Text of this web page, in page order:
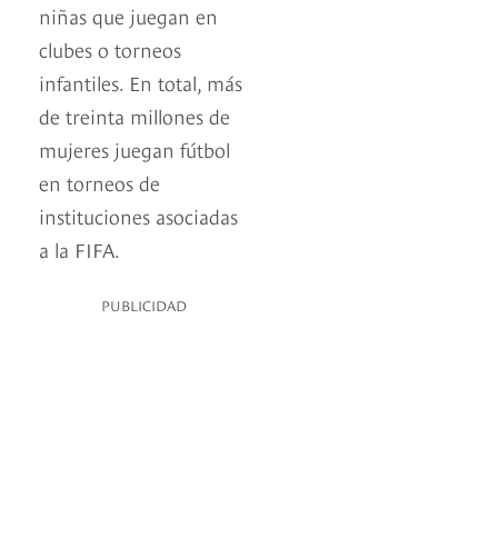
niñas que juegan en
clubes o torneos
infantiles. En total, más
de treinta millones de
mujeres juegan fútbol
en torneos de
instituciones asociadas
a la FIFA.
PUBLICIDAD